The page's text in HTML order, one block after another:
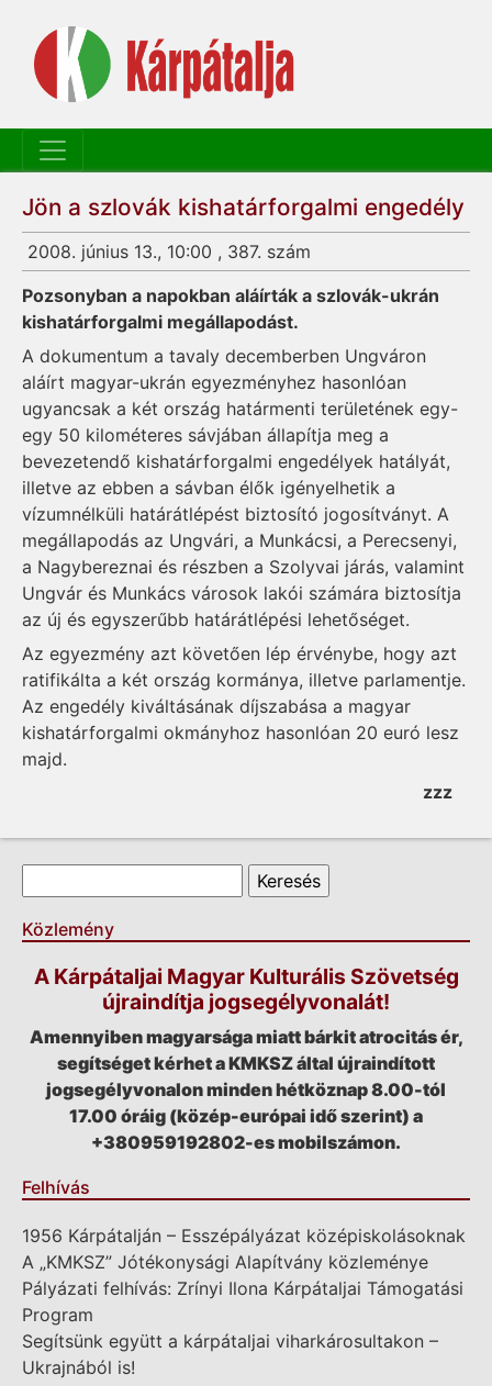
Jön a szlovák kishatárforgalmi engedély
2008. június 13., 10:00 , 387. szám
Pozsonyban a napokban aláírták a szlovák-ukrán
kishatárforgalmi megállapodást.
A dokumentum a tavaly decemberben Ungváron
aláírt magyar-ukrán egyezményhez hasonlóan
ugyancsak a két ország határmenti területének egy-
egy 50 kilométeres sávjában állapítja meg a
bevezetendő kishatárforgalmi engedélyek hatályát,
illetve az ebben a sávban élők igényelhetik a
vízumnélküli határátlépést biztosító jogosítványt. A
megállapodás az Ungvári, a Munkácsi, a Perecsenyi,
a Nagybereznai és részben a Szolyvai járás, valamint
Ungvár és Munkács városok lakói számára biztosítja
az új és egyszerűbb határátlépési lehetőséget.
Az egyezmény azt követően lép érvénybe, hogy azt
ratifikálta a két ország kormánya, illetve parlamentje.
Az engedély kiváltásának díjszabása a magyar
kishatárforgalmi okmányhoz hasonlóan 20 euró lesz
majd.
zzz
Keresés űrlap
Közlemény
A Kárpátaljai Magyar Kulturális Szövetség
újraindítja jogsegélyvonalát!
Amennyiben magyarsága miatt bárkit atrocitás ér,
segítséget kérhet a KMKSZ által újraindított
jogsegélyvonalon minden hétköznap 8.00-tól
17.00 óráig (közép-európai idő szerint) a
+380959192802-es mobilszámon.
Felhívás
1956 Kárpátalján – Esszépályázat középiskolásoknak
A „KMKSZ” Jótékonysági Alapítvány közleménye
Pályázati felhívás: Zrínyi Ilona Kárpátaljai Támogatási
Program
Segítsünk együtt a kárpátaljai viharkárosultakon –
Ukrajnából is!